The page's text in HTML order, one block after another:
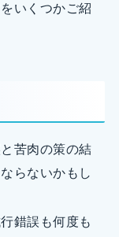
いくつかご紹
苦肉の策の結
らないかもし
錯誤も何度も